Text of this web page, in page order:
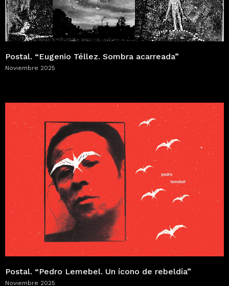
Postal. “Eugenio Téllez. Sombra acarreada”
Noviembre 2025
Postal. “Pedro Lemebel. Un ícono de rebeldía”
Noviembre 2025